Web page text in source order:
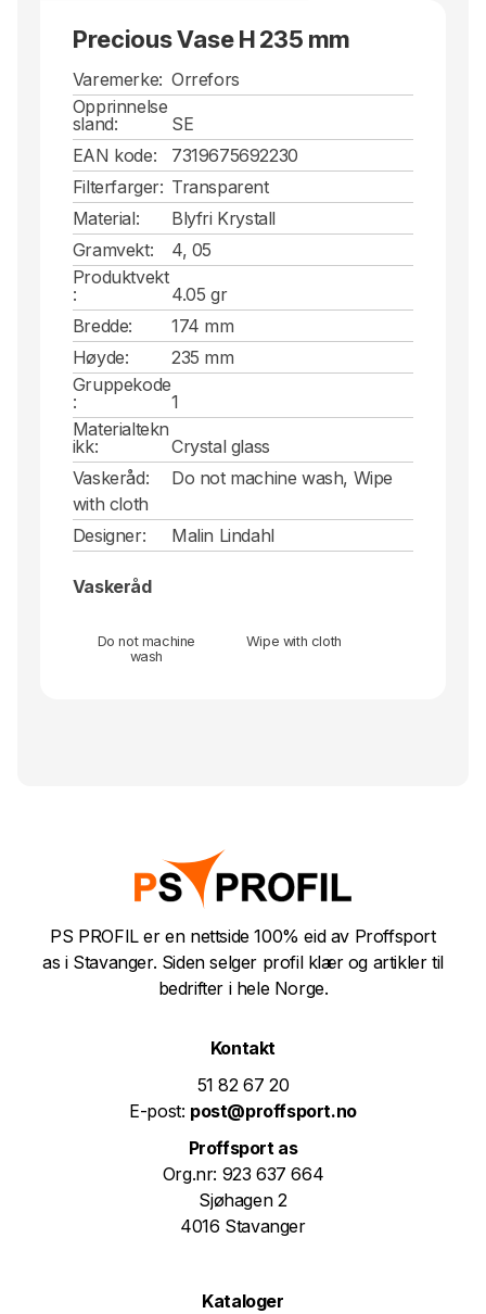
Precious Vase H 235 mm
Varemerke: Orrefors
Opprinnelse
sland:
SE
EAN kode:
7319675692230
Filterfarger: Transparent
Material:
Blyfri Krystall
Gramvekt:
4, 05
Produktvekt
:
4.05 gr
Bredde:
174 mm
Høyde:
235 mm
Gruppekode
:
1
Materialtekn
ikk:
Crystal glass
Vaskeråd:
Do not machine wash, Wipe
with cloth
Designer:
Malin Lindahl
Vaskeråd
Do not machine
wash
Wipe with cloth
PS PROFIL er en nettside 100% eid av Proffsport
as i Stavanger. Siden selger profil klær og artikler til
bedrifter i hele Norge.
Kontakt
51 82 67 20
E-post: post@proffsport.no
Proffsport as
Org.nr: 923 637 664
Sjøhagen 2
4016 Stavanger
Kataloger